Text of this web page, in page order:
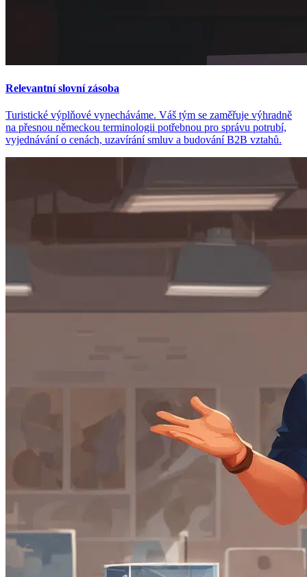
Relevantní slovní zásoba
Turistické výplňové vynecháváme. Váš tým se zaměřuje výhradně
na přesnou německou terminologii potřebnou pro správu potrubí,
vyjednávání o cenách, uzavírání smluv a budování B2B vztahů.